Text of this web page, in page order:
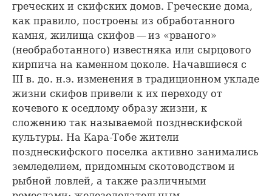
греческих и скифских домов. Греческие дома,
как правило, построены из обработанного
камня, жилища скифов — из «рваного»
(необработанного) известняка или сырцового
кирпича на каменном цоколе. Начавшиеся с
III в. до. н.э. изменения в традиционном укладе
жизни скифов привели к их переходу от
кочевого к оседлому образу жизни, к
сложению так называемой позднескифской
культуры. На Кара-Тобе жители
позднескифского поселка активно занимались
земледелием, придомным скотоводством и
рыбной ловлей, а также различными